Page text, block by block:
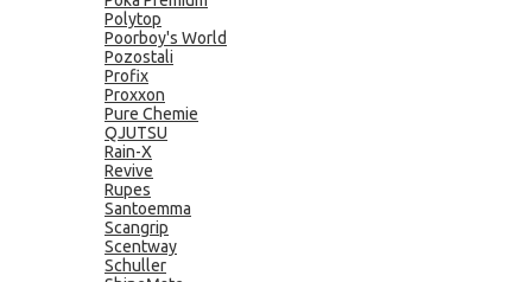
Polytop
Poorboy's World
Pozostali
Profix
Proxxon
Pure Chemie
QJUTSU
Rain-X
Revive
Rupes
Santoemma
Scangrip
Scentway
Schuller